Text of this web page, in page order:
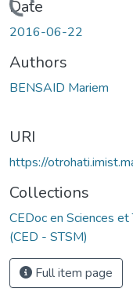
Loading...
Date
2016-06-22
Authors
BENSAID Mariem
URI
https://
Collections
CEDoc en Sciences
(CED - STSM)
Full item page